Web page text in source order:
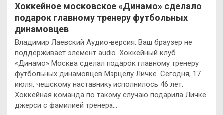
Хоккейное московское «Динамо» сделало
подарок главному тренеру футбольных
динамовцев
Владимир Лаевский Аудио-версия: Ваш браузер не
поддерживает элемент audio. Хоккейный клуб
«Динамо» Москва сделал подарок главному тренеру
футбольных динамовцев Марцелу Личке. Сегодня, 17
июля, чешскому наставнику исполнилось 46 лет.
Хоккейная команда по такому случаю подарила Личке
джерси с фамилией тренера…